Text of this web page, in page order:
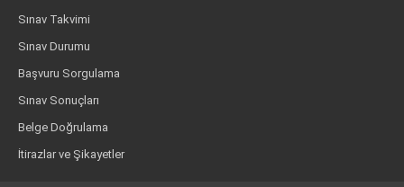
Sınav Takvimi
Sınav Durumu
Başvuru Sorgulama
Sınav Sonuçları
Belge Doğrulama
İtirazlar ve Şikayetler